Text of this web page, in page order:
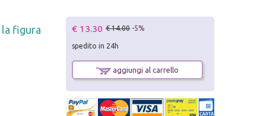
figura
€ 13.30 € 14.00 -5%
spedito in 24h
aggiungi al carrello
x
Interessato ai nostri libri?
Sarai informato delle nostre novità, potrai
comunque cancellarti quando desideri.
modulo di iscrizione